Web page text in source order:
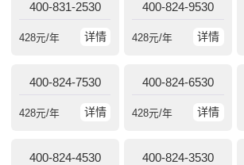
400-831-2530
详情
428元/年
400-824-9530
详情
428元/年
400-824-7530
详情
428元/年
400-824-6530
详情
428元/年
400-824-4530 400-824-3530